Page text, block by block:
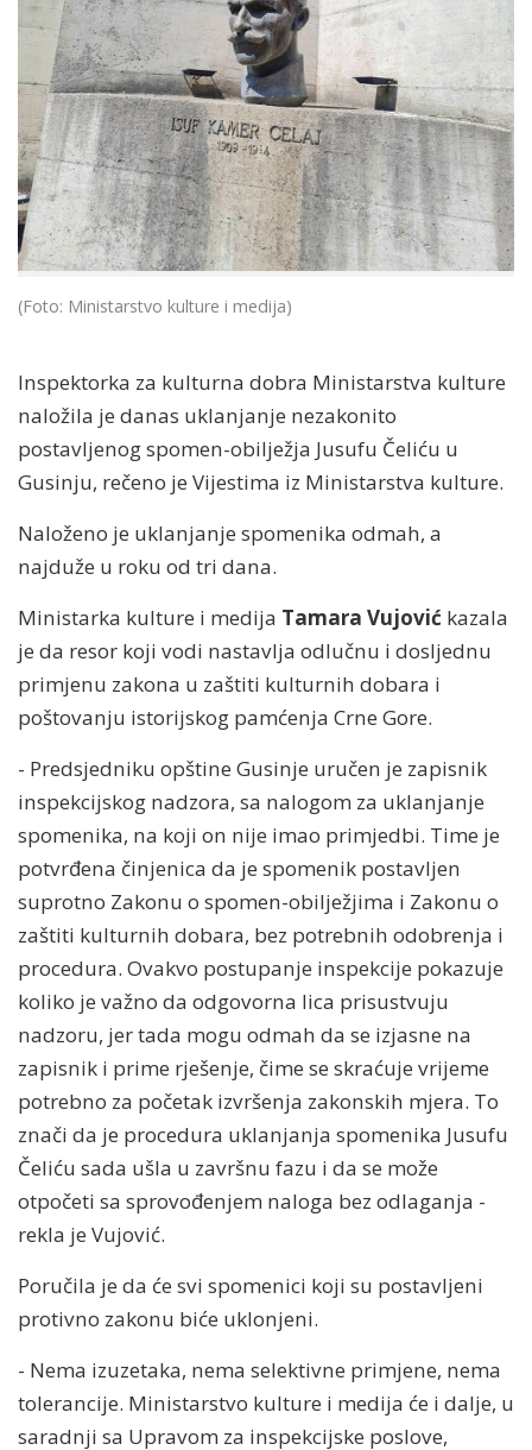
(Foto: Ministarstvo kulture i medija)
Inspektorka za kulturna dobra Ministarstva kulture
naložila je danas uklanjanje nezakonito
postavljenog spomen-obilježja Jusufu Čeliću u
Gusinju, rečeno je Vijestima iz Ministarstva kulture.
Naloženo je uklanjanje spomenika odmah, a
najduže u roku od tri dana.
Ministarka kulture i medija Tamara Vujović kazala
je da resor koji vodi nastavlja odlučnu i dosljednu
primjenu zakona u zaštiti kulturnih dobara i
poštovanju istorijskog pamćenja Crne Gore.
- Predsjedniku opštine Gusinje uručen je zapisnik
inspekcijskog nadzora, sa nalogom za uklanjanje
spomenika, na koji on nije imao primjedbi. Time je
potvrđena činjenica da je spomenik postavljen
suprotno Zakonu o spomen-obilježjima i Zakonu o
zaštiti kulturnih dobara, bez potrebnih odobrenja i
procedura. Ovakvo postupanje inspekcije pokazuje
koliko je važno da odgovorna lica prisustvuju
nadzoru, jer tada mogu odmah da se izjasne na
zapisnik i prime rješenje, čime se skraćuje vrijeme
potrebno za početak izvršenja zakonskih mjera. To
znači da je procedura uklanjanja spomenika Jusufu
Čeliću sada ušla u završnu fazu i da se može
otpočeti sa sprovođenjem naloga bez odlaganja -
rekla je Vujović.
Poručila je da će svi spomenici koji su postavljeni
protivno zakonu biće uklonjeni.
- Nema izuzetaka, nema selektivne primjene, nema
tolerancije. Ministarstvo kulture i medija će i dalje, u
saradnji sa Upravom za inspekcijske poslove,